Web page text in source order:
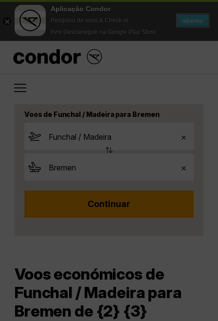
Aplicação Condor
Pesquisa de voos & Check-in
livre Descarregue na Google Play Store
aberto
Voos de Funchal / Madeira para Bremen
Voos económicos de
Funchal / Madeira para
Bremen de {2} {3}